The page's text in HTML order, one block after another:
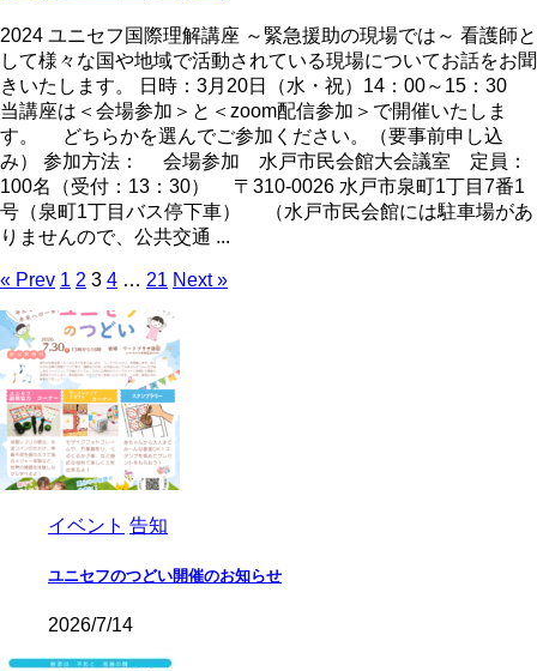
2024 ユニセフ国際理解講座 ～緊急援助の現場では～ 看護師と
して様々な国や地域で活動されている現場についてお話をお聞
きいたします。 日時：3月20日（水・祝）14：00～15：30
当講座は＜会場参加＞と＜zoom配信参加＞で開催いたしま
す。 どちらかを選んでご参加ください。（要事前申し込
み） 参加方法： 会場参加 水戸市民会館大会議室 定員：
100名（受付：13：30） 〒310-0026 水戸市泉町1丁目7番1
号（泉町1丁目バス停下車） （水戸市民会館には駐車場があ
りませんので、公共交通 ...
« Prev 1 2 3 4 … 21 Next »
イベント 告知
ユニセフのつどい開催のお知らせ
2026/7/14